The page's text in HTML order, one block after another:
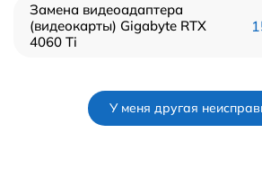
Замена видеоадаптера
(видеокарты) Gigabyte RTX
4060 Ti
У меня другая